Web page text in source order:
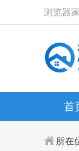
浏览器
首
所在